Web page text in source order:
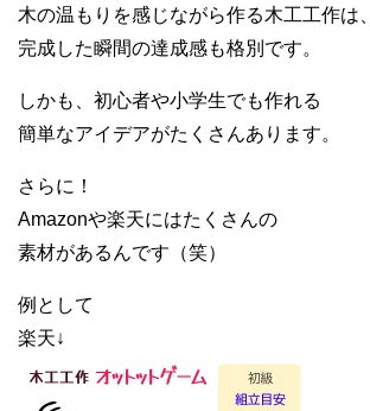
木の温もりを感じながら作る木工工作は、
完成した瞬間の達成感も格別です。
しかも、初心者や小学生でも作れる
簡単なアイデアがたくさんあります。
さらに！
Amazonや楽天にはたくさんの
素材があるんです（笑）
例として
楽天↓